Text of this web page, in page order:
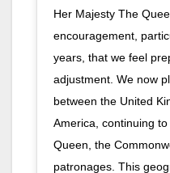
Her Majesty The
encouragement,
years, that we feel
adjustment. We now
between the United
America, continuing
Queen, the
patronages. This